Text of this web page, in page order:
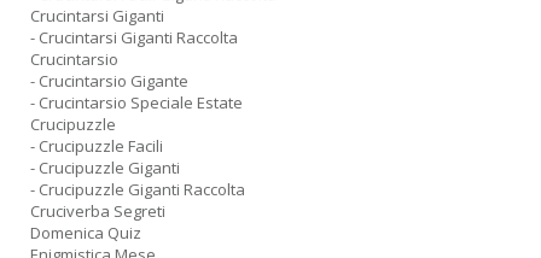
Crucintarsi Giganti
- Crucintarsi Giganti Raccolta
Crucintarsio
- Crucintarsio Gigante
- Crucintarsio Speciale Estate
Crucipuzzle
- Crucipuzzle Facili
- Crucipuzzle Giganti
- Crucipuzzle Giganti Raccolta
Cruciverba Segreti
Domenica Quiz